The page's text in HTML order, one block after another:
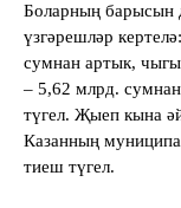
Боларның барысын
үзгәрешләр
сумнан артык,
– 5,62 млрд. сумнан
түгел. Җыеп кына
Казанның
тиеш түгел.